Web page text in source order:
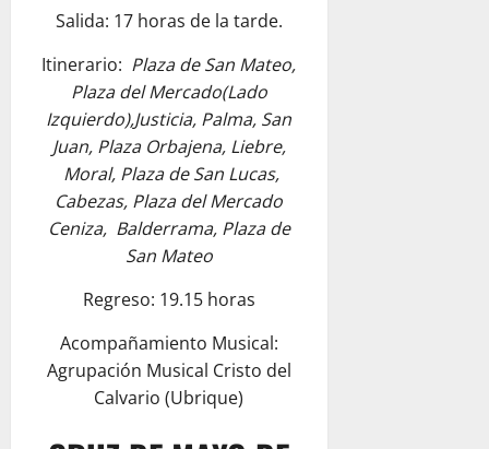
Salida: 17 horas de la tarde.
Itinerario: Plaza de San Mateo,
Plaza del Mercado(Lado
Izquierdo),Justicia, Palma, San
Juan, Plaza Orbajena, Liebre,
Moral, Plaza de San Lucas,
Cabezas, Plaza del Mercado
Ceniza, Balderrama, Plaza de
San Mateo
Regreso: 19.15 horas
Acompañamiento Musical:
Agrupación Musical Cristo del
Calvario (Ubrique)